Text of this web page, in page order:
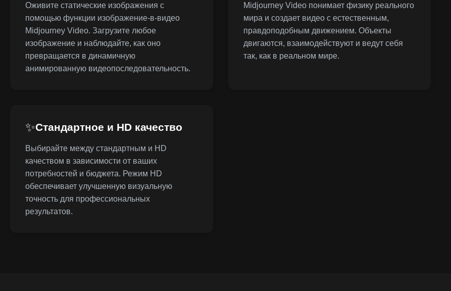
Оживите статические изображения с
помощью функции изображение-в-видео
Midjourney Video. Загрузите любое
изображение и наблюдайте, как оно
превращается в динамичную
анимированную видеопоследовательность.
Midjourney Video понимает физику реального
мира и создает видео с естественным,
правдоподобным движением. Объекты
двигаются, взаимодействуют и ведут себя
так, как в реальном мире.
✨Стандартное и HD качество
Выбирайте между стандартным и HD
качеством в зависимости от ваших
потребностей и бюджета. Режим HD
обеспечивает улучшенную визуальную
точность для профессиональных
результатов.